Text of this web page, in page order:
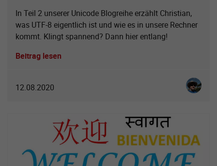
In Teil 2 unserer Unicode Blogreihe erzählt Christian,
was UTF-8 eigentlich ist und wie es in unsere Rechner
kommt. Klingt spannend? Dann hier entlang!
Beitrag lesen
12.08.2020